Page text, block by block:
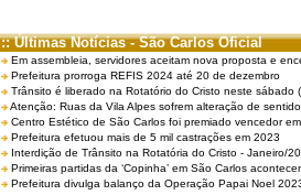
:: Últimas Notícias - São Carlos Oficial
Em assembleia, servidores aceitam nova proposta e
Prefeitura prorroga REFIS 2024 até 20 de dezembro
Trânsito é liberado na Rotatório do Cristo neste sábado
Atenção: Ruas da Vila Alpes sofrem alteração de
Centro Estético de São Carlos foi premiado vencedor
Prefeitura efetuou mais de 5 mil castrações em 2023
Interdição de Trânsito na Rotatória do Cristo - Janeiro/
Primeiras partidas da ‘Copinha’ em São Carlos
Prefeitura divulga balanço da Operação Papai Noel